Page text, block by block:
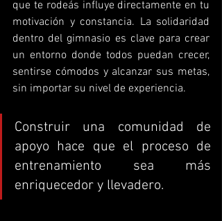
que te rodeás influye directamente en tu
motivación y constancia. La solidaridad
dentro del gimnasio es clave para crear
un entorno donde todos puedan crecer,
sentirse cómodos y alcanzar sus metas,
sin importar su nivel de experiencia.
Construir una comunidad de
apoyo hace que el proceso de
entrenamiento sea más
enriquecedor y llevadero.